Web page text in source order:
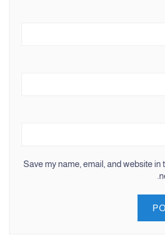
Save my name, email, and website in